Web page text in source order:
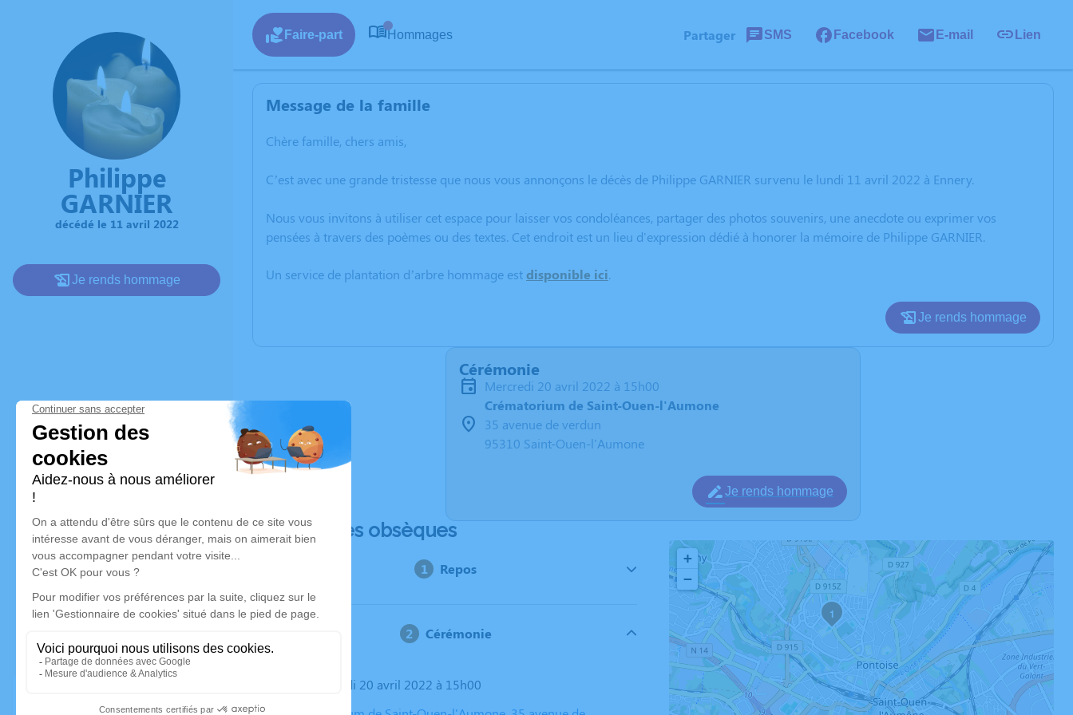
Philippe
GARNIER
décédé le 11 avril 2022
Je rends hommage
Faire-part Hommages Partager SMS Facebook E-mail Lien
Message de la famille
Chère famille, chers amis,
C’est avec une grande tristesse que nous vous annonçons le décès de Philippe GARNIER survenu le lundi 11 avril 2022 à Ennery.
Nous vous invitons à utiliser cet espace pour laisser vos condoléances, partager des photos souvenirs, une anecdote ou exprimer vos
pensées à travers des poèmes ou des textes. Cet endroit est un lieu d'expression dédié à honorer la mémoire de Philippe GARNIER.
Un service de plantation d’arbre hommage estdisponible ici.
Je rends hommage
Cérémonie
mercredi 20 avril 2022 à 15h00
Crématorium de Saint-Ouen-l'Aumone
35 avenue de verdun
95310 Saint-Ouen-l'Aumone
Je rends hommage
Déroulé des obsèques
Repos
Cérémonie
Le mercredi 20 avril 2022 à 15h00
1
+
−